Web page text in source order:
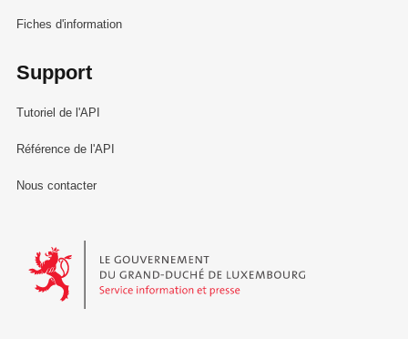
Fiches d'information
Support
Tutoriel de l'API
Référence de l'API
Nous contacter
Le Gouvernement du Grand-Duché de Luxembourg - Service